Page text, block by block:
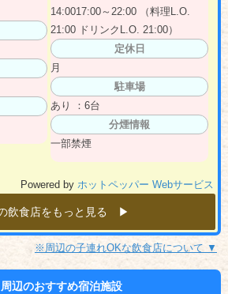
14:0017:00～22:00 （料理L.O.
21:00 ドリンクL.O. 21:00）
定休日
月
駐車場
あり ：6台
分煙情報
一部禁煙
Powered by ホットペッパー Webサービス
飲食店をもっと見る ▶︎
※周辺の子連れOKな飲食店について ▼
周辺のおすすめ宿泊施設